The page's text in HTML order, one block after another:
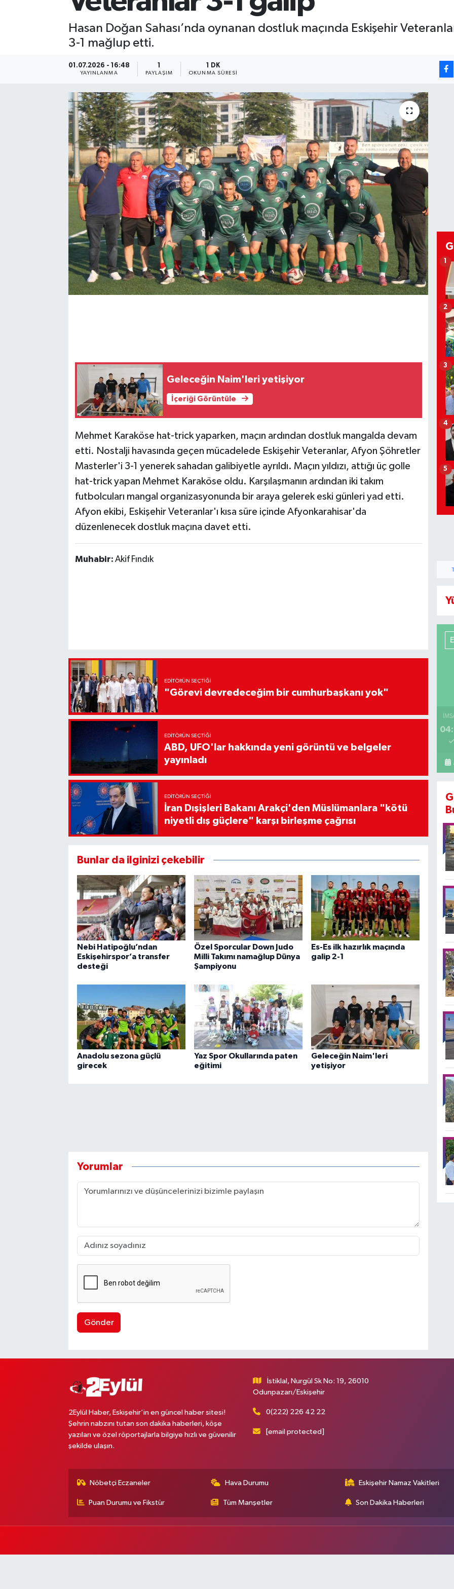
Hasan Doğan Sahası’nda oynanan dostluk maçında Eskişehir
3-1 mağlup etti.
01.07.2026 - 16:48
YAYINLANMA PAYLAŞIM
1 DK
OKUNMA SÜRESI
Geleceğin Naim'leri yetişiyor
İçeriği Görüntüle
Mehmet Karaköse hat-trick yaparken, maçın ardından dostluk mangalda devam
etti. Nostalji havasında geçen mücadelede Eskişehir Veteranlar, Afyon Şöhretler
Masterler'i 3-1 yenerek sahadan galibiyetle ayrıldı. Maçın yıldızı, attığı üç golle
hat-trick yapan Mehmet Karaköse oldu. Karşılaşmanın ardından iki takım
futbolcuları mangal organizasyonunda bir araya gelerek eski günleri yad etti.
Afyon ekibi, Eskişehir Veteranlar'ı kısa süre içinde Afyonkarahisar'da
düzenlenecek dostluk maçına davet etti.
Muhabir: Akif Fındık
EDITÖRÜN SEÇTIĞI
"Görevi devredeceğim bir cumhurbaşkanı yok"
EDITÖRÜN SEÇTIĞI
ABD, UFO'lar hakkında yeni görüntü ve belgeler
yayınladı
EDITÖRÜN SEÇTIĞI
İran Dışişleri Bakanı Arakçi'den Müslümanlara "kötü
niyetli dış güçlere" karşı birleşme çağrısı
Bunlar da ilginizi çekebilir
Nebi Hatipoğlu’ndan
Eskişehirspor’a transfer
desteği
Özel Sporcular Down Judo
Milli Takımı namağlup Dünya
Şampiyonu
Es-Es ilk hazırlık maçında
galip 2-1
Anadolu sezona güçlü
girecek
Yaz Spor Okullarında paten
eğitimi
Geleceğin Naim'leri
yetişiyor
Yorumlar
Gönder
2
3
4
5
2Eylül Haber, Eskişehir’in en güncel haber sitesi!
Şehrin nabzını tutan son dakika haberleri, köşe
yazıları ve özel röportajlarla bilgiye hızlı ve güvenilir
şekilde ulaşın.
İstiklal, Nurgül Sk No: 19, 26010
Odunpazarı/Eskişehir
0(222) 226 42 22
[email protected]
Nöbetçi Eczaneler Hava Durumu Eskişehir Namaz Vakitleri
Puan Durumu ve Fikstür Tüm Manşetler Son Dakika Haberleri